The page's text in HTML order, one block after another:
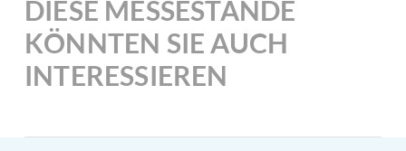
DIESE MESSESTÄNDE
KÖNNTEN SIE AUCH
INTERESSIEREN